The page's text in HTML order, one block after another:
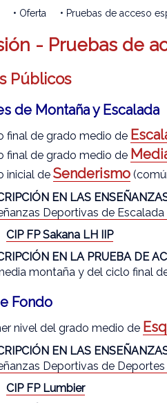
• Oferta • Pruebas de acceso
- Pruebas de
Públicos
de Montaña y Escalada
final de grado medio de
final de grado medio de
inicial de Senderismo
EN LAS
Deportivas de
CIP FP Sakana LH IIP
EN LA PRUEBA DE
montaña y del ciclo final
Fondo
nivel del grado medio de
EN LAS
Deportivas de
CIP FP Lumbier